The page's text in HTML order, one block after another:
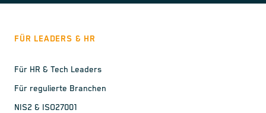
FÜR LEADERS & HR
Für HR & Tech Leaders
Für regulierte Branchen
NIS2 & ISO27001